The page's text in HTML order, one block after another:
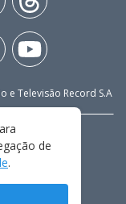
e Televisão Record S.A
de
.